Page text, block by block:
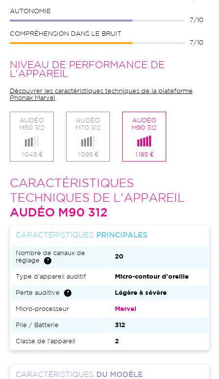
AUTONOMIE
7/10
COMPRÉHENSION DANS LE BRUIT
7/10
NIVEAU DE PERFORMANCE DE
L'APPAREIL
Découvrer les caractéristiques techniques de la plateforme
Phonak Marvel
AUDÉO
M50 312
1 045 €
AUDÉO
M70 312
1 095 €
AUDÉO
M90 312
1 195 €
CARACTÉRISTIQUES
TECHNIQUES DE L'APPAREIL
AUDÉO M90 312
CARACTÉRISTIQUES PRINCIPALES
Nombre de canaux de
réglage
20
Type d'appareil auditif Micro-contour d'oreille
Perte auditive Légère à sévère
Micro-processeur Marvel
Pile / Batterie 312
Classe de l'appareil 2
CARACTÉRISTIQUES DU MODÈLE